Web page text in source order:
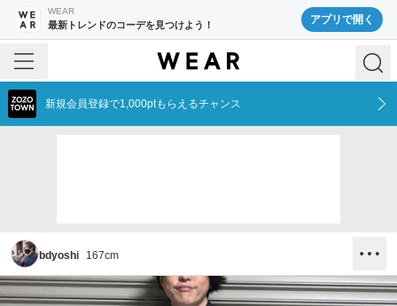
WEAR
最新トレンドのコーデを見つけよう！ アプリで開く
新規会員登録で1,000ptもらえるチャンス
bdyoshi 167cm